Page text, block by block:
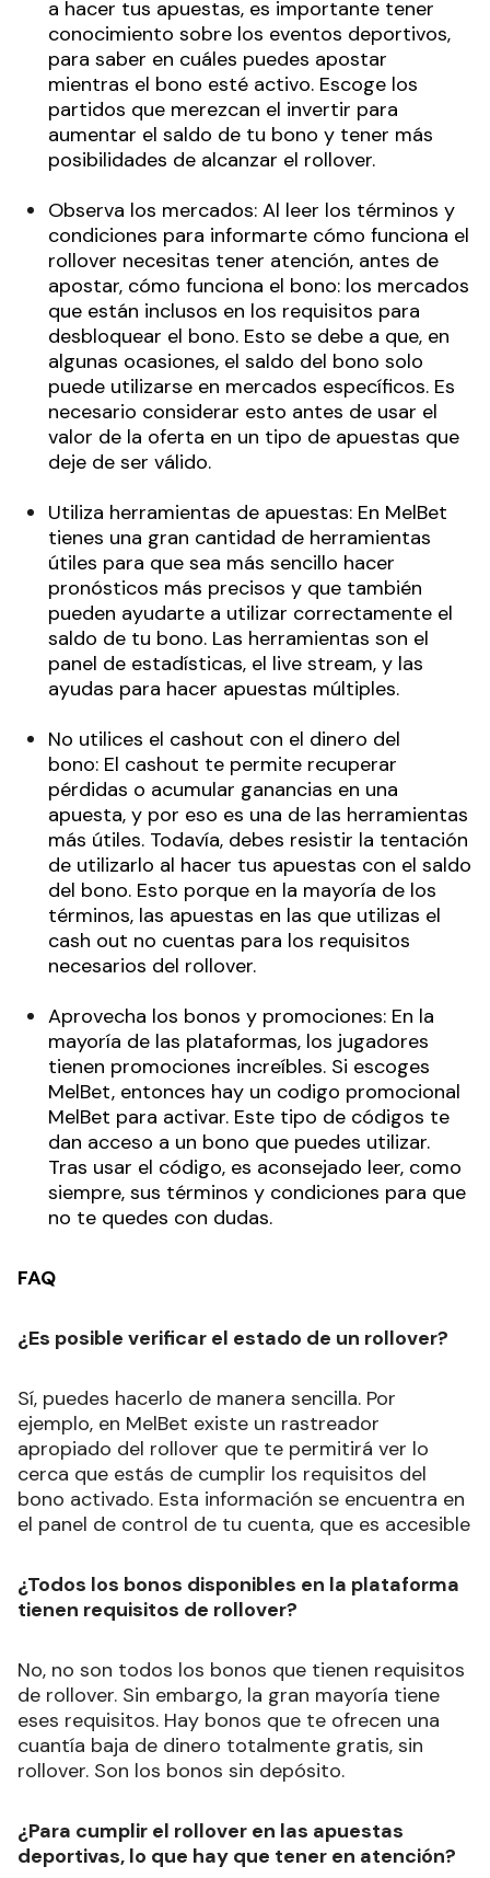
a hacer tus apuestas, es importante tener
conocimiento sobre los eventos deportivos,
para saber en cuáles puedes apostar
mientras el bono esté activo. Escoge los
partidos que merezcan el invertir para
aumentar el saldo de tu bono y tener más
posibilidades de alcanzar el rollover.
Observa los mercados: Al leer los términos y
condiciones para informarte cómo funciona el
rollover necesitas tener atención, antes de
apostar, cómo funciona el bono: los mercados
que están inclusos en los requisitos para
desbloquear el bono. Esto se debe a que, en
algunas ocasiones, el saldo del bono solo
puede utilizarse en mercados específicos. Es
necesario considerar esto antes de usar el
valor de la oferta en un tipo de apuestas que
deje de ser válido.
Utiliza herramientas de apuestas: En MelBet
tienes una gran cantidad de herramientas
útiles para que sea más sencillo hacer
pronósticos más precisos y que también
pueden ayudarte a utilizar correctamente el
saldo de tu bono. Las herramientas son el
panel de estadísticas, el live stream, y las
ayudas para hacer apuestas múltiples.
No utilices el cashout con el dinero del
bono: El cashout te permite recuperar
pérdidas o acumular ganancias en una
apuesta, y por eso es una de las herramientas
más útiles. Todavía, debes resistir la tentación
de utilizarlo al hacer tus apuestas con el saldo
del bono. Esto porque en la mayoría de los
términos, las apuestas en las que utilizas el
cash out no cuentas para los requisitos
necesarios del rollover.
Aprovecha los bonos y promociones: En la
mayoría de las plataformas, los jugadores
tienen promociones increíbles. Si escoges
MelBet, entonces hay un codigo promocional
MelBet para activar. Este tipo de códigos te
dan acceso a un bono que puedes utilizar.
Tras usar el código, es aconsejado leer, como
siempre, sus términos y condiciones para que
no te quedes con dudas.
FAQ
¿Es posible verificar el estado de un rollover?
Sí, puedes hacerlo de manera sencilla. Por
ejemplo, en MelBet existe un rastreador
apropiado del rollover que te permitirá ver lo
cerca que estás de cumplir los requisitos del
bono activado. Esta información se encuentra en
el panel de control de tu cuenta, que es accesible
¿Todos los bonos disponibles en la plataforma
tienen requisitos de rollover?
No, no son todos los bonos que tienen requisitos
de rollover. Sin embargo, la gran mayoría tiene
eses requisitos. Hay bonos que te ofrecen una
cuantía baja de dinero totalmente gratis, sin
rollover. Son los bonos sin depósito.
¿Para cumplir el rollover en las apuestas
deportivas, lo que hay que tener en atención?